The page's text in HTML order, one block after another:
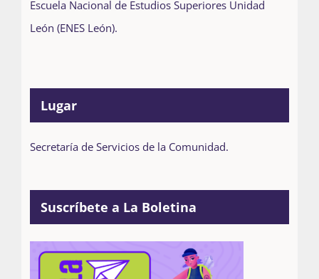
Escuela Nacional de Estudios Superiores Unidad
León (ENES León).
Lugar
Secretaría de Servicios de la Comunidad.
Suscríbete a La Boletina